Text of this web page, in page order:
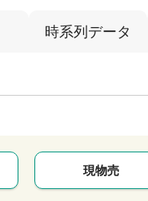
時系列データ
現物売